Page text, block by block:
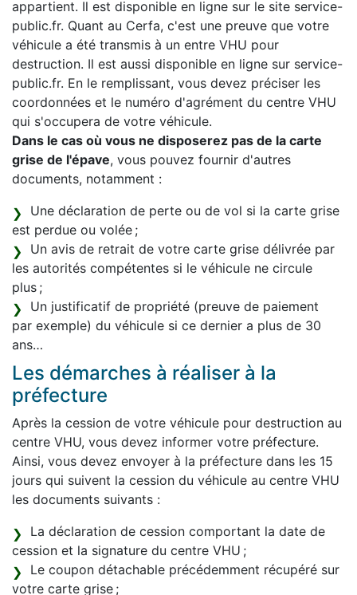
appartient. Il est disponible en ligne sur le site service-
public.fr. Quant au Cerfa, c'est une preuve que votre
véhicule a été transmis à un entre VHU pour
destruction. Il est aussi disponible en ligne sur service-
public.fr. En le remplissant, vous devez préciser les
coordonnées et le numéro d'agrément du centre VHU
qui s'occupera de votre véhicule.
Dans le cas où vous ne disposerez pas de la carte
grise de l'épave, vous pouvez fournir d'autres
documents, notamment :
Une déclaration de perte ou de vol si la carte grise
est perdue ou volée ;
Un avis de retrait de votre carte grise délivrée par
les autorités compétentes si le véhicule ne circule
plus ;
Un justificatif de propriété (preuve de paiement
par exemple) du véhicule si ce dernier a plus de 30
ans…
Les démarches à réaliser à la
préfecture
Après la cession de votre véhicule pour destruction au
centre VHU, vous devez informer votre préfecture.
Ainsi, vous devez envoyer à la préfecture dans les 15
jours qui suivent la cession du véhicule au centre VHU
les documents suivants :
La déclaration de cession comportant la date de
cession et la signature du centre VHU ;
Le coupon détachable précédemment récupéré sur
votre carte grise ;